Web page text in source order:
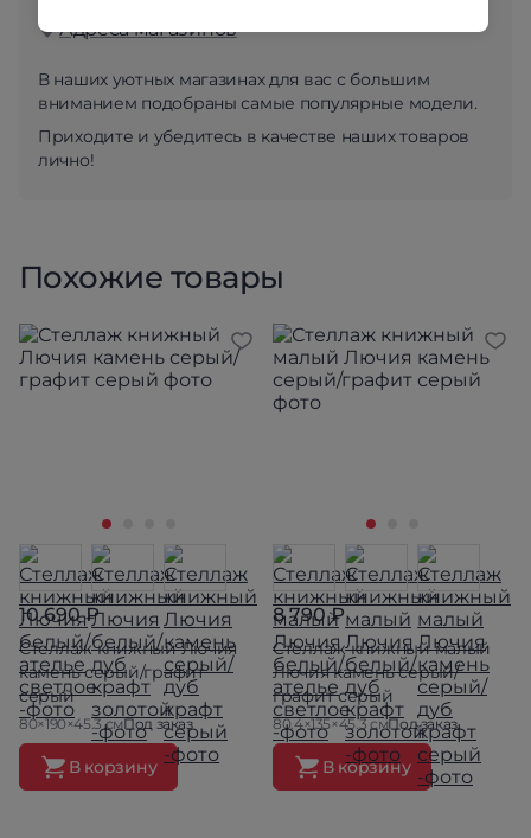
Адреса магазинов
В наших уютных магазинах для вас с большим
вниманием подобраны самые популярные модели.
Приходите и убедитесь в качестве наших товаров
лично!
Похожие товары
10 690 ₽
Стеллаж книжный Лючия
камень серый/графит
серый
80×190×45.3 смПод заказ
В корзину
8 790 ₽
Стеллаж книжный малый
Лючия камень серый/
графит серый
80.4×135×45.3 смПод заказ
В корзину